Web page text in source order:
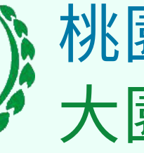
桃
大